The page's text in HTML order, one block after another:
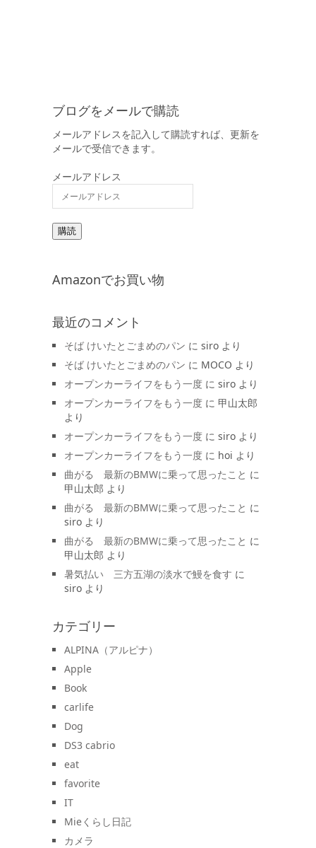
ブログをメールで購読
メールアドレスを記入して購読すれば、更新を
メールで受信できます。
メールアドレス
購読
Amazonでお買い物
最近のコメント
そば けいたとごまめのパン に siro より
そば けいたとごまめのパン に MOCO より
オープンカーライフをもう一度 に siro より
オープンカーライフをもう一度 に 甲山太郎
より
オープンカーライフをもう一度 に siro より
オープンカーライフをもう一度 に hoi より
曲がる 最新のBMWに乗って思ったこと に
甲山太郎 より
曲がる 最新のBMWに乗って思ったこと に
siro より
曲がる 最新のBMWに乗って思ったこと に
甲山太郎 より
暑気払い 三方五湖の淡水で鰻を食す に
siro より
カテゴリー
ALPINA（アルピナ）
Apple
Book
carlife
Dog
DS3 cabrio
eat
favorite
IT
Mieくらし日記
カメラ